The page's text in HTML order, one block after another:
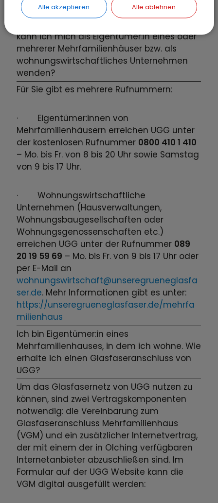
kann ich mich als Eigentümer:in eines oder
mehrerer Mehrfamilienhäuser bzw. als
wohnungswirtschaftliches Unternehmen
wenden?
Für Sie gibt es mehrere Rufnummern:
· Eigentümer:innen von
Mehrfamilienhäusern erreichen UGG unter
der kostenlosen Rufnummer 0800 410 1 410
– Mo. bis Fr. von 8 bis 20 Uhr sowie Samstag
von 9 bis 17 Uhr.
· Wohnungswirtschaftliche
Unternehmen (Hausverwaltungen,
Wohnungsbaugesellschaften oder
Wohnungsgenossenschaften etc.)
erreichen UGG unter der Rufnummer 089
20 19 59 69 – Mo. bis Fr. von 9 bis 17 Uhr oder
per E-Mail an
wohnungswirtschaft@unseregrueneglasfa
ser.de. Mehr Informationen gibt es unter:
https://unseregrueneglasfaser.de/mehrfa
milienhaus
Ich bin Eigentümer:in eines
Mehrfamilienhauses, in dem ich wohne. Wie
erhalte ich einen Glasfaseranschluss von
UGG?
Um das Glasfasernetz von UGG nutzen zu
können, sind zwei Vertragskomponenten
notwendig: die Vereinbarung zum
Glasfaseranschluss Mehrfamilienhaus
(VGM) und ein zusätzlicher Internetvertrag,
der mit einem der in Olching verfügbaren
Internetanbieter abzuschließen sind. Im
Formular auf der UGG Website kann die
VGM digital ausgefüllt werden:
Alle akzeptieren Alle ablehnen